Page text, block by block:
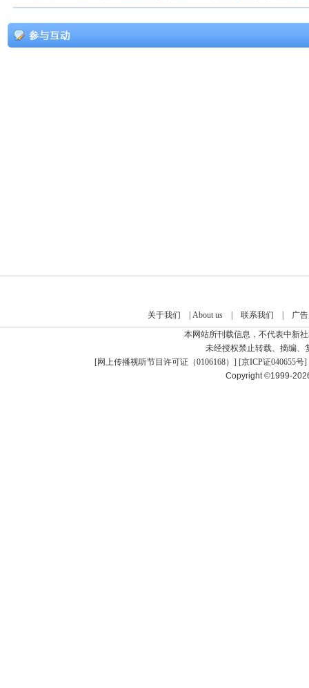
关于我们 About us| 联系我们
广
本网站所刊载信息，不代表中新
未经授权禁止转载、摘编、
[网上传播视听节目许可证（0106168） ] [京ICP证040655号]
Copyright ©1999-